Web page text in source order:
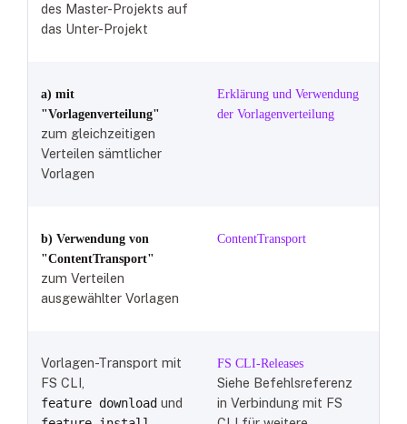
des Master-Projekts auf
das Unter-Projekt
a) mit
"Vorlagenverteilung"
zum gleichzeitigen
Verteilen sämtlicher
Vorlagen
Erklärung und Verwendung
der Vorlagenverteilung
b) Verwendung von
"ContentTransport"
zum Verteilen
ausgewählter Vorlagen
ContentTransport
Vorlagen-Transport mit
FS CLI,
feature download und
FS CLI-Releases
Siehe Befehlsreferenz
in Verbindung mit FS